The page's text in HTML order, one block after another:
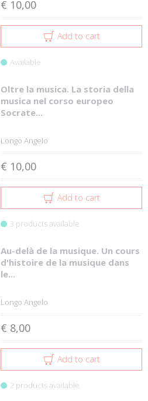
€ 10,00
Add to cart
Available
Oltre la musica. La storia della
musica nel corso europeo
Socrate...
Longo Angelo
€ 10,00
Add to cart
3 products available
Au-delà de la musique. Un cours
d'histoire de la musique dans
le...
Longo Angelo
€ 8,00
Add to cart
2 products available